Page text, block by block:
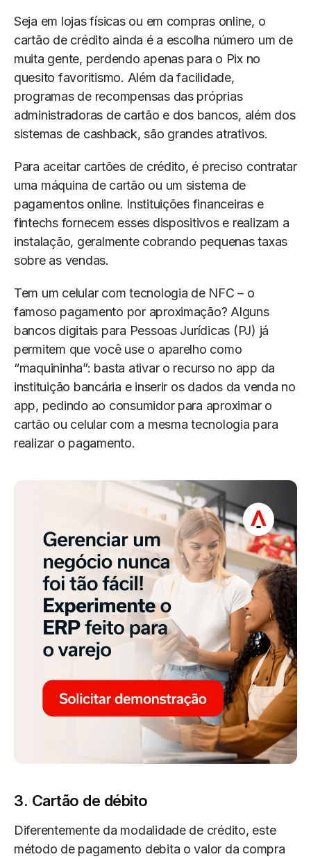
Seja em lojas físicas ou em compras online, o
cartão de crédito ainda é a escolha número um de
muita gente, perdendo apenas para o Pix no
quesito favoritismo. Além da facilidade,
programas de recompensas das próprias
administradoras de cartão e dos bancos, além dos
sistemas de cashback, são grandes atrativos.
Para aceitar cartões de crédito, é preciso contratar
uma máquina de cartão ou um sistema de
pagamentos online. Instituições financeiras e
fintechs fornecem esses dispositivos e realizam a
instalação, geralmente cobrando pequenas taxas
sobre as vendas.
Tem um celular com tecnologia de NFC – o
famoso pagamento por aproximação? Alguns
bancos digitais para Pessoas Jurídicas (PJ) já
permitem que você use o aparelho como
“maquininha”: basta ativar o recurso no app da
instituição bancária e inserir os dados da venda no
app, pedindo ao consumidor para aproximar o
cartão ou celular com a mesma tecnologia para
realizar o pagamento.
3. Cartão de débito
Diferentemente da modalidade de crédito, este
método de pagamento debita o valor da compra